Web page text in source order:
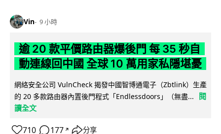
Vin 9 小時
逾 20 款平價路由器爆後門 每 35 秒自
動連線回中國 全球 10 萬用家私隱堪憂
網絡安全公司 VulnCheck 揭發中國智博通電子（Zbtlink）生產
的 20 多款路由器內置後門程式「Endlessdoors」（無盡...
閱
讀全文
710 177 ↗ 分享